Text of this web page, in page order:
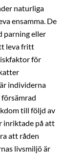
naturliga
ensamma. De
parning eller
leva fritt
för
individerna
till följd av
inriktade på att
att råden
livsmiljö är